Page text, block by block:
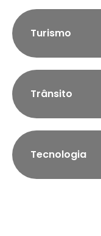
Turismo
Trânsito
Tecnologia